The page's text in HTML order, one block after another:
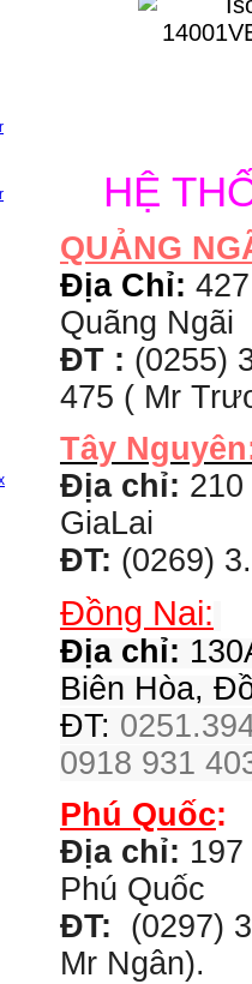
HỆ
QUẢNG
Địa Chỉ:
Quãng Ngãi
ĐT : (0255)
475 ( Mr
Tây
Địa chỉ:
GiaLai
ĐT: (0269)
Đồng Nai:
Địa chỉ:
Biên Hòa,
ĐT:
0918 931
Phú Quốc:
Địa chỉ:
Phú Quốc
ĐT:
(0297)
Mr Ngân).